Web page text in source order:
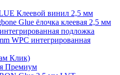
Клеевой винил 2,5 мм
Glue ёлочка клеевая 2,5 мм
подложка
WPC интегрированная
Клик)
Премиум